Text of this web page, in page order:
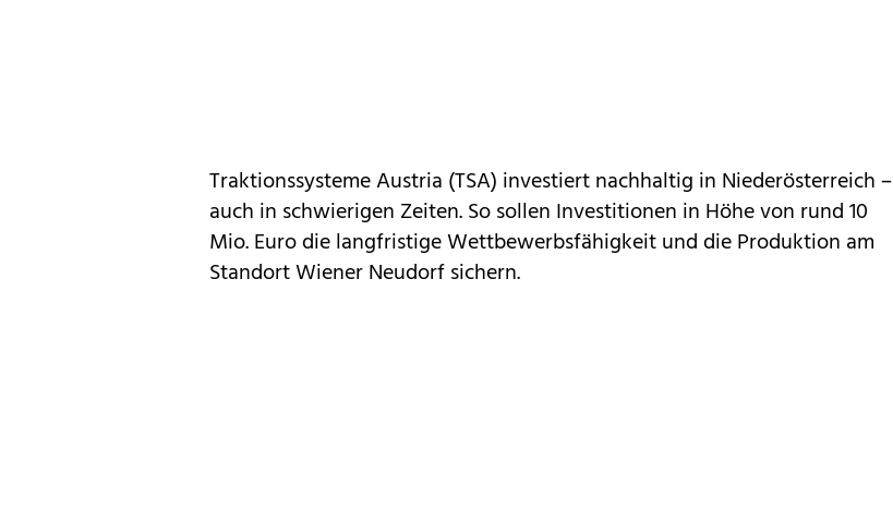
Traktionssysteme Austria (TSA) investiert nachhaltig in Niederösterreich –
auch in schwierigen Zeiten. So sollen Investitionen in Höhe von rund 10
Mio. Euro die langfristige Wettbewerbsfähigkeit und die Produktion am
Standort Wiener Neudorf sichern.